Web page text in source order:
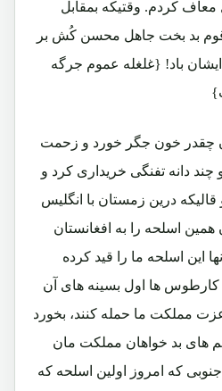
کردم. وقتیکه بمقابل
قوم بد بخت جاهل محسن کُش بر
باد! {غلغله عموم جرگه
چقدر خون جگر خورد و زحمت
دانه تفنگی خریداری کرد و
درین زمستان با انگلیس
اسلحه را به افغانستان
این اسلحه ما را قید کرده
کارطوس ها اول بسینه های آن
مملکت ما حمله کنند، بخورد
های بد خواهان مملکت مان
که امروز اولین اسلحه که